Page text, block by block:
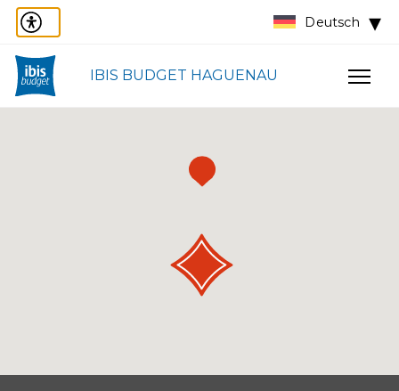
Deutsch
IBIS BUDGET HAGUENAU